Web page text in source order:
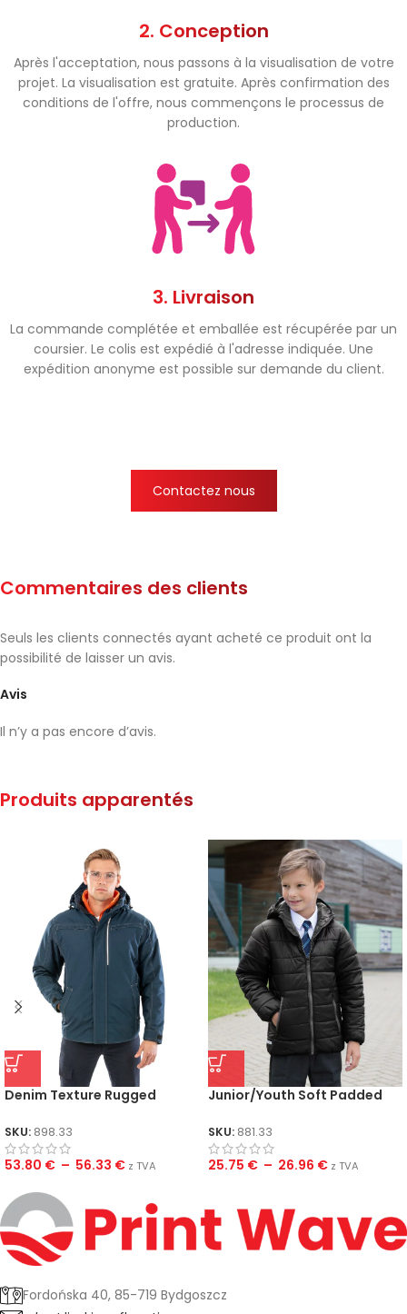
2. Conception
Après l'acceptation, nous passons à la visualisation de votre
projet. La visualisation est gratuite. Après confirmation des
conditions de l'offre, nous commençons le processus de
production.
3. Livraison
La commande complétée et emballée est récupérée par un
coursier. Le colis est expédié à l'adresse indiquée. Une
expédition anonyme est possible sur demande du client.
Contactez nous
Commentaires des clients
Avis
Il n’y a pas encore d’avis.
Seuls les clients connectés ayant acheté ce produit ont la
possibilité de laisser un avis.
Produits apparentés
Denim Texture Rugged
SKU: 898.33
53.80 € – 56.33 € z TVA
Junior/Youth Soft Padded
SKU: 881.33
25.75 € – 26.96 € z TVA
Fordońska 40, 85-719 Bydgoszcz